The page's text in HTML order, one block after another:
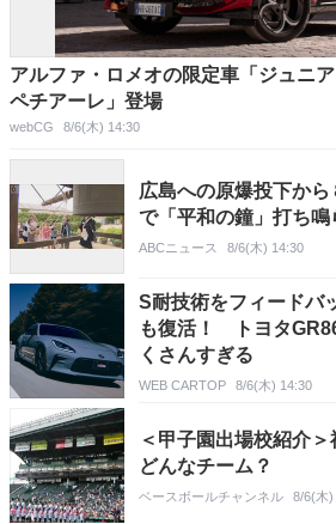
アルファ・ロメオの限定車「ジュニ
ペチアーレ」登場
webCG 8/6(木) 14:30
広島への原爆投下か
で「平和の鐘」打ち鳴
ABCニュース 8/6(木) 14:30
S耐技術をフィードバ
も復活！ トヨタ
くさんすぎる
WEB CARTOP 8/6(木) 14:30
＜甲子園出場校紹介
どんなチーム？
ベースボールチャンネル 8/6(木)